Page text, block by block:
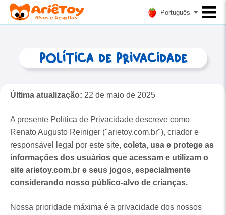
Português
Política de Privacidade
Última atualização: 22 de maio de 2025
A presente Política de Privacidade descreve como
Renato Augusto Reiniger ("arietoy.com.br"), criador e
responsável legal por este site, coleta, usa e protege as
informações dos usuários que acessam e utilizam o
site arietoy.com.br e seus jogos, especialmente
considerando nosso público-alvo de crianças.
Nossa prioridade máxima é a privacidade dos nossos